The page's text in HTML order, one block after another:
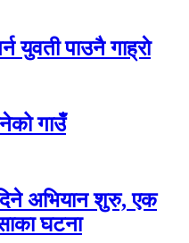
युवती पाउनै गाह्राे
गाउँ
अभियान शुरु, एक
घटना